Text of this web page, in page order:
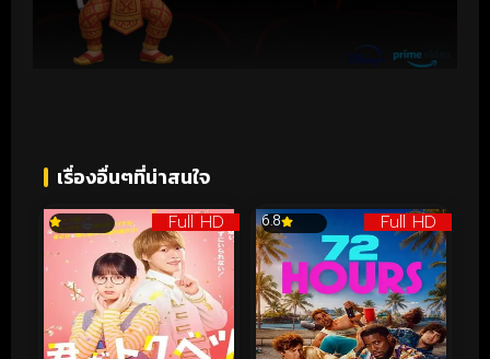
เรื่องอื่นๆที่น่าสนใจ
Full HD Full HD
6.8